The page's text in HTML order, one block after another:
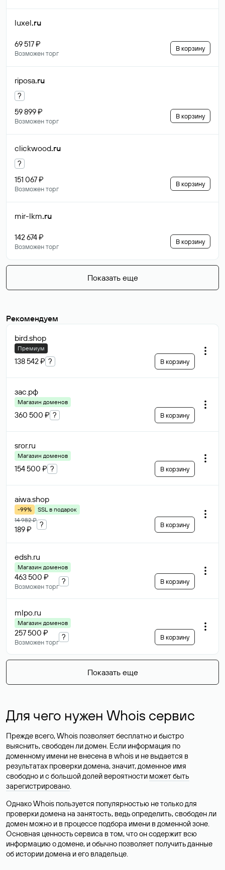
luxel.ru
69 517 ₽
Возможен торг
В корзину
riposa.ru
?
59 899 ₽
Возможен торг
В корзину
clickwood.ru
?
151 067 ₽
Возможен торг
В корзину
mir-lkm.ru
142 674 ₽
Возможен торг
В корзину
Показать еще
Рекомендуем
bird.shop
Премиум
138 542 ₽ ? В корзину
зас.рф
Магазин доменов
360 500 ₽ ? В корзину
sror.ru
Магазин доменов
154 500 ₽ ? В корзину
aiwa.shop
-99%
SSL в подарок
14 982 ₽
189 ₽
? В корзину
edsh.ru
Магазин доменов
463 500 ₽
Возможен торг
? В корзину
mlpo.ru
Магазин доменов
257 500 ₽
Возможен торг
? В корзину
Показать еще
Для чего нужен Whois сервис
Прежде всего, Whois позволяет бесплатно и быстро
выяснить, свободен ли домен. Если информация по
доменному имени не внесена в whois и не выдается в
результатах проверки домена, значит, доменное имя
свободно и с большой долей вероятности может быть
зарегистрировано.
Однако Whois пользуется популярностью не только для
проверки домена на занятость, ведь определить, свободен ли
домен можно и в процессе подбора имени в доменной зоне.
Основная ценность сервиса в том, что он содержит всю
информацию о домене, и обычно позволяет получить данные
об истории домена и его владельце.